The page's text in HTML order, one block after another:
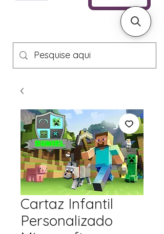
Cartaz Infantil
Personalizado